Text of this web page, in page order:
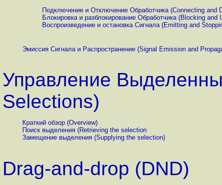
Подключение и Отключение Обработчика (Connecting and
Блокировка и разблокирование Обработчика (Blocking and
Воспроизведение и остановка Сигнала (Emitting and
Эмиссия Сигнала и Распространение (Signal Emission and
Управление
Selections)
Краткий обзор (Overview)
Поиск выделения (Retrieving the selection
Замещение выделения (Supplying the selection)
Drag-and-drop (DND)